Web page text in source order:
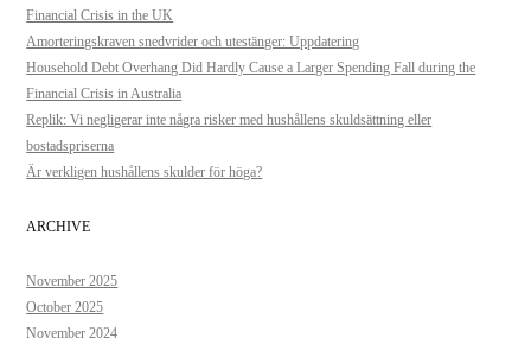
Financial Crisis in the UK
Amorteringskraven snedvrider och utestänger: Uppdatering
Household Debt Overhang Did Hardly Cause a Larger Spending Fall during the
Financial Crisis in Australia
Replik: Vi negligerar inte några risker med hushållens skuldsättning eller
bostadspriserna
Är verkligen hushållens skulder för höga?
ARCHIVE
November 2025
October 2025
November 2024